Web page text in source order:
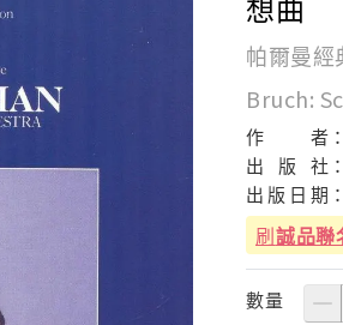
帕爾曼經
Bruch:
作 者：
出
版 社
出 版 日 期：
刷誠品聯
數量